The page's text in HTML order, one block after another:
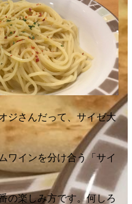
ジさんだって、サイゼ大
ワインを分け合う「サイ
の楽しみ方です。何しろ